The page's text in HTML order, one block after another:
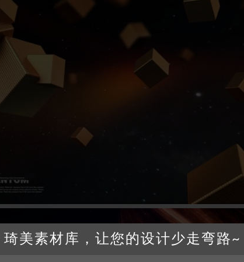
琦美素材库，让您的设计少走弯路~